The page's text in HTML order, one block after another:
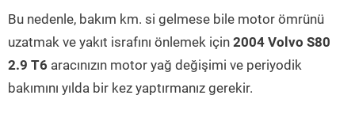
Bu nedenle, bakım km. si gelmese bile motor ömrünü
uzatmak ve yakıt israfını önlemek için 2004 Volvo S80
2.9 T6 aracınızın motor yağ değişimi ve periyodik
bakımını yılda bir kez yaptırmanız gerekir.